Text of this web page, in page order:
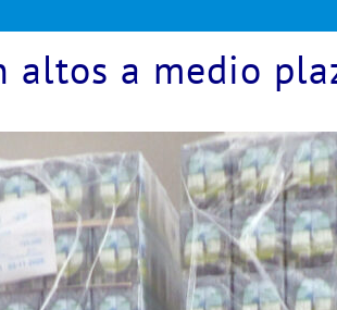
altos a medio